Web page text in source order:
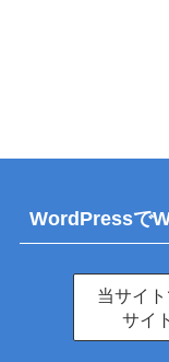
WordPressで
当サイ
サイ